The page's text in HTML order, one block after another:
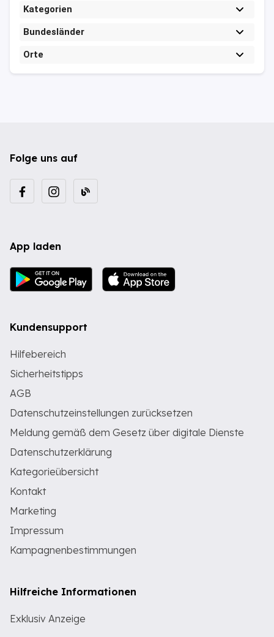
Kategorien
Bundesländer
Orte
Folge uns auf
App laden
Kundensupport
Hilfebereich
Sicherheitstipps
AGB
Datenschutzeinstellungen zurücksetzen
Meldung gemäß dem Gesetz über digitale Dienste
Datenschutzerklärung
Kategorieübersicht
Kontakt
Marketing
Impressum
Kampagnenbestimmungen
Hilfreiche Informationen
Exklusiv Anzeige